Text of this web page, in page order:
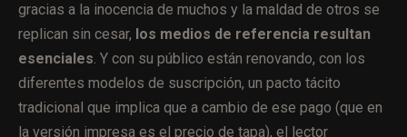
gracias a la inocencia de muchos y la maldad de otros se
replican sin cesar, los medios de referencia resultan
esenciales. Y con su público están renovando, con los
diferentes modelos de suscripción, un pacto tácito
tradicional que implica que a cambio de ese pago (que en
la versión impresa es el precio de tapa), el lector